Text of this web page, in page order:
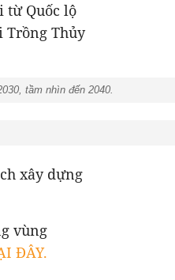
từ Quốc lộ
Trồng Thủy
tầm nhìn đến 2040.
xây dựng
vùng
ĐÂY.